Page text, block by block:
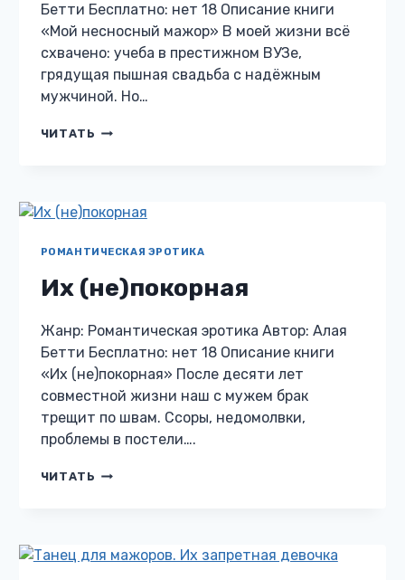
Бетти Бесплатно: нет 18 Описание книги
«Мой несносный мажор» В моей жизни всё
схвачено: учеба в престижном ВУЗе,
грядущая пышная свадьба с надёжным
мужчиной. Но…
ЧИТАТЬ МОЙ
РОМАНТИЧЕСКАЯ ЭРОТИКА
Их (не)покорная
Жанр: Романтическая эротика Автор: Алая
Бетти Бесплатно: нет 18 Описание книги
«Их (не)покорная» После десяти лет
совместной жизни наш с мужем брак
трещит по швам. Ссоры, недомолвки,
проблемы в постели….
ЧИТАТЬ ИХ